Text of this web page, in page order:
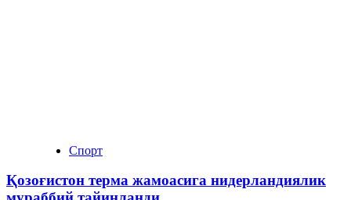
Спорт
Қозоғистон терма жамоасига нидерландиялик